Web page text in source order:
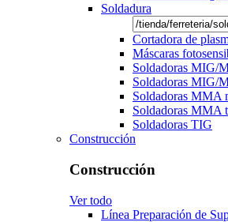
Soldadura
Cortadora de
Máscaras
Soldadoras MIG/
Soldadoras MIG/
Soldadoras MMA
Soldadoras MMA
Soldadoras TIG
Construcción
Construcción
Ver todo
Línea Preparación de